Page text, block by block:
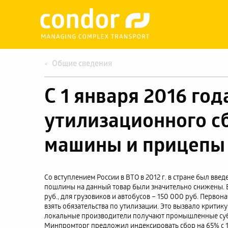
Общие сведения
С 1 января 2016
утилизационного
машины и прицепы
Со вступлением России в ВТО в 2012 г. в стране был
пошлины на данный товар были значительно снижены.
руб., для грузовиков и автобусов – 150 000 руб.
взять обязательства по утилизации. Это вызвало
локальные производители получают промышленные
Минпромторг предложил индексировать сбор на 65% с